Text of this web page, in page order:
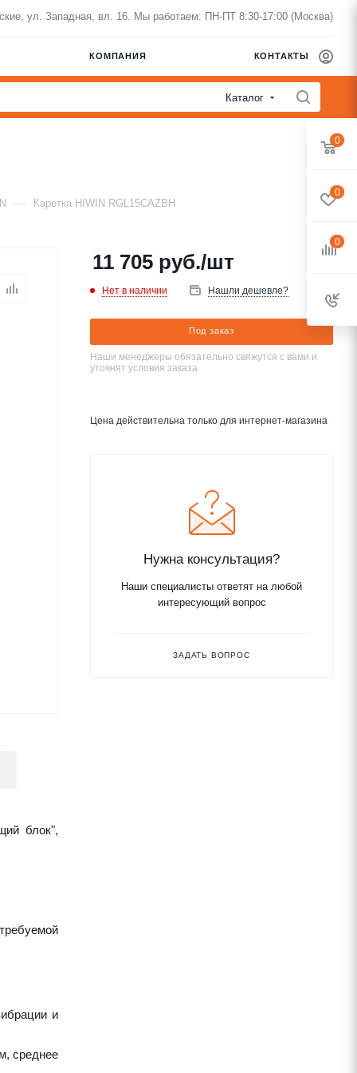
ул. Западная, вл. 16. Мы работаем: ПН-ПТ 8:30-17:00 (Москва)
КОМПАНИЯ КОНТАКТЫ
Каталог
— Каретка HIWIN RGL15CAZBH
блок",
и
среднее
11 705 руб./шт
Нет в наличии Нашли дешевле?
Под заказ
Наши менеджеры обязательно свяжутся с вами и
уточнят условия заказа
Цена действительна только для интернет-магазина
Нужна консультация?
Наши специалисты ответят на любой
интересующий вопрос
ЗАДАТЬ ВОПРОС
0
0
0